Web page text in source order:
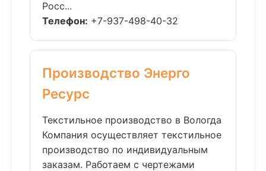
Росс...
Телефон: +7-937-498-40-32
Производство Энерго
Ресурс
Текстильное производство в Вологда
Компания осуществляет текстильное
производство по индивидуальным
заказам. Работаем с чертежами